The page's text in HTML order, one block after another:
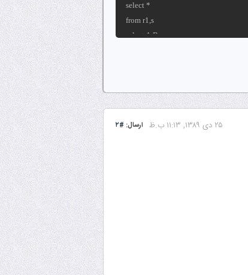
select *
from r1,s
select A,B
ارسال: #۲
۲۵ دى ۱۳۸۹, ۱۱:۱۳ ب.ظ